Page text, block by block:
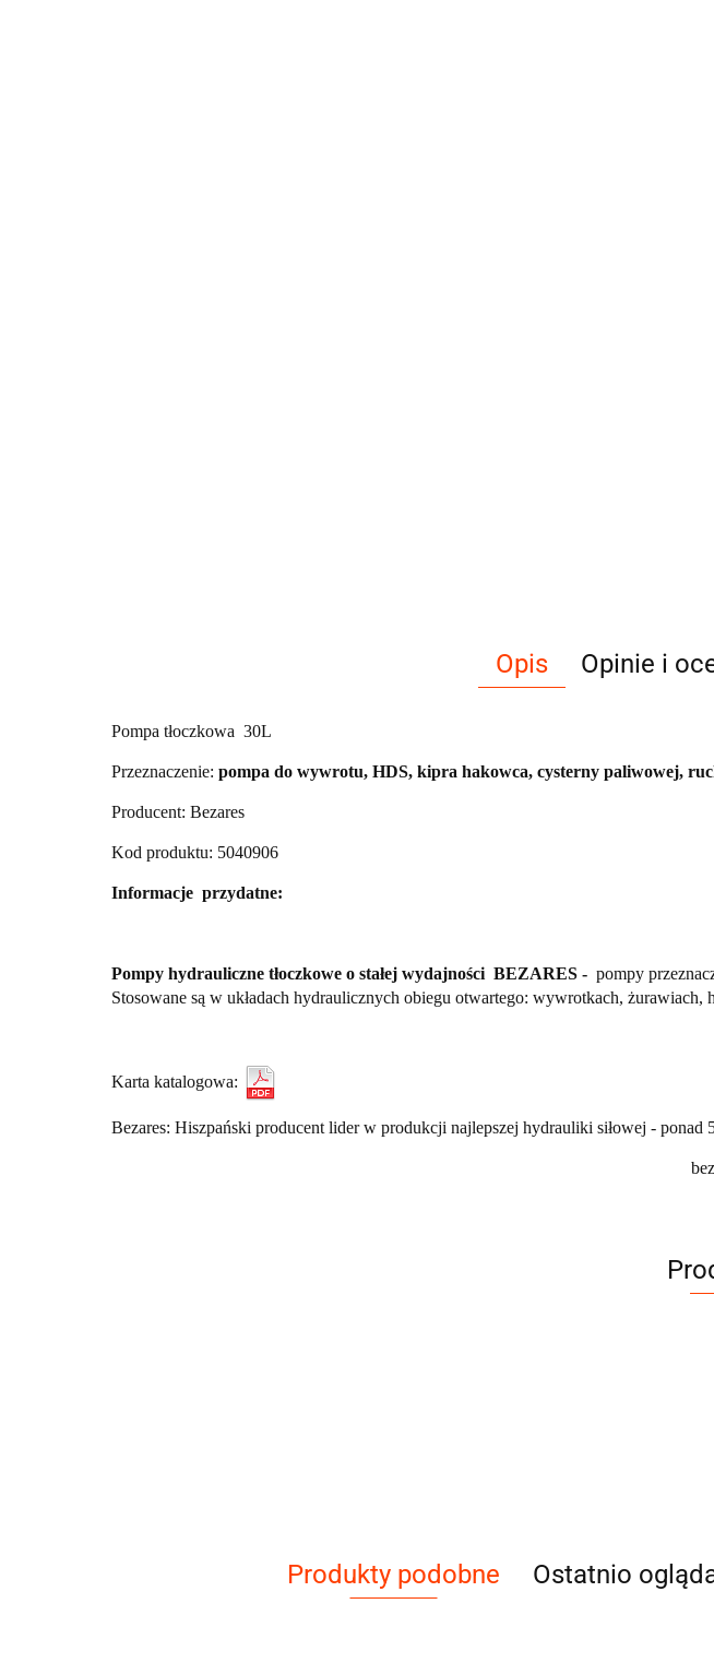
Opis Opinie i
Pompa tłoczkowa 30L
Przeznaczenie: pompa do wywrotu, HDS, kipra hakowca, cysterny paliwowej,
Producent: Bezares
Kod produktu: 5040906
Informacje przydatne:
Pompy hydrauliczne tłoczkowe o stałej wydajności BEZARES - pompy
Stosowane są w układach hydraulicznych obiegu otwartego: wywrotkach,
Karta katalogowa:
Bezares: Hiszpański producent lider w produkcji najlepszej hydrauliki siłowej - ponad
Produkty podobne Ostatnio